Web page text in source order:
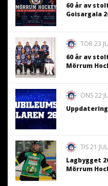
60 år av
Goisargala
TOR 23
60 år av
Mörrum
ONS 22
TIS 21
Lagbygget
Mörrum